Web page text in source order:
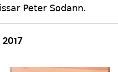
Peter Sodann.
2017